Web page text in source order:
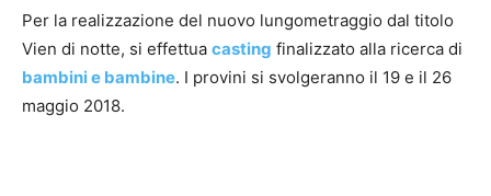
Per la realizzazione del nuovo lungometraggio dal titolo
Vien di notte, si effettua casting finalizzato alla ricerca di
bambini e bambine. I provini si svolgeranno il 19 e il 26
maggio 2018.